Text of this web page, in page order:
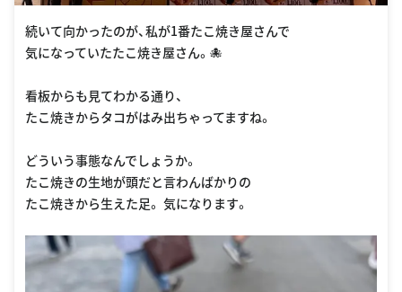
続いて向かったのが、私が1番たこ焼き屋さんで
気になっていたたこ焼き屋さん。🐙
看板からも見てわかる通り、
たこ焼きからタコがはみ出ちゃってますね。
どういう事態なんでしょうか。
たこ焼きの生地が頭だと言わんばかりの
たこ焼きから生えた足。 気になります。